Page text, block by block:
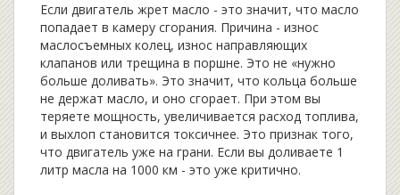
Если двигатель жрет масло - это значит, что масло
попадает в камеру сгорания. Причина - износ
маслосъемных колец, износ направляющих
клапанов или трещина в поршне. Это не «нужно
больше доливать». Это значит, что кольца больше
не держат масло, и оно сгорает. При этом вы
теряете мощность, увеличивается расход топлива,
и выхлоп становится токсичнее. Это признак того,
что двигатель уже на грани. Если вы доливаете 1
литр масла на 1000 км - это уже критично.